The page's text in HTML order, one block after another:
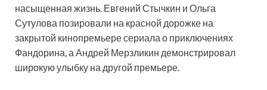
насыщенная жизнь. Евгений Стычкин и Ольга
Сутулова позировали на красной дорожке на
закрытой кинопремьере сериала о приключениях
Фандорина, а Андрей Мерзликин демонстрировал
широкую улыбку на другой премьере.